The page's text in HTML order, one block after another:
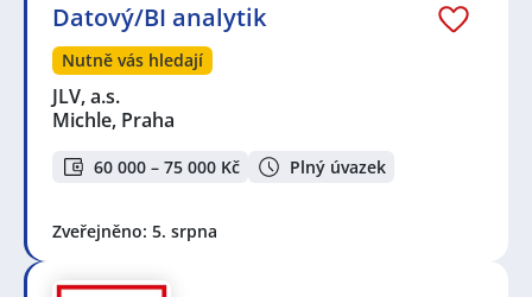
Datový/BI analytik
Nutně vás hledají
JLV, a.s.
Michle, Praha
60 000 – 75 000 Kč Plný úvazek
Zveřejněno: 5. srpna